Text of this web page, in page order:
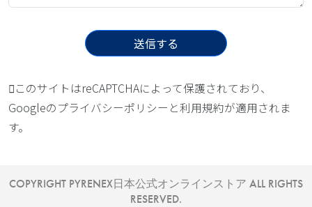
このサイトはreCAPTCHAによって保護されており、
Googleのプライバシーポリシー と利用規約が適用されま
す。
COPYRIGHT PYRENEX日本公式オンラインストア ALL RIGHTS
RESERVED.